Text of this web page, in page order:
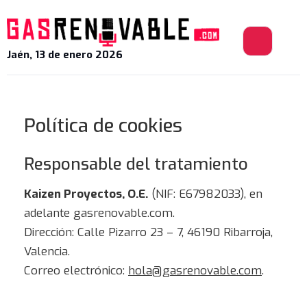
Jaén, 13 de enero 2026
Política de cookies
Responsable del tratamiento
Kaizen Proyectos, O.E. (NIF: E67982033), en
adelante gasrenovable.com.
Dirección: Calle Pizarro 23 – 7, 46190 Ribarroja,
Valencia.
Correo electrónico: hola@gasrenovable.com.